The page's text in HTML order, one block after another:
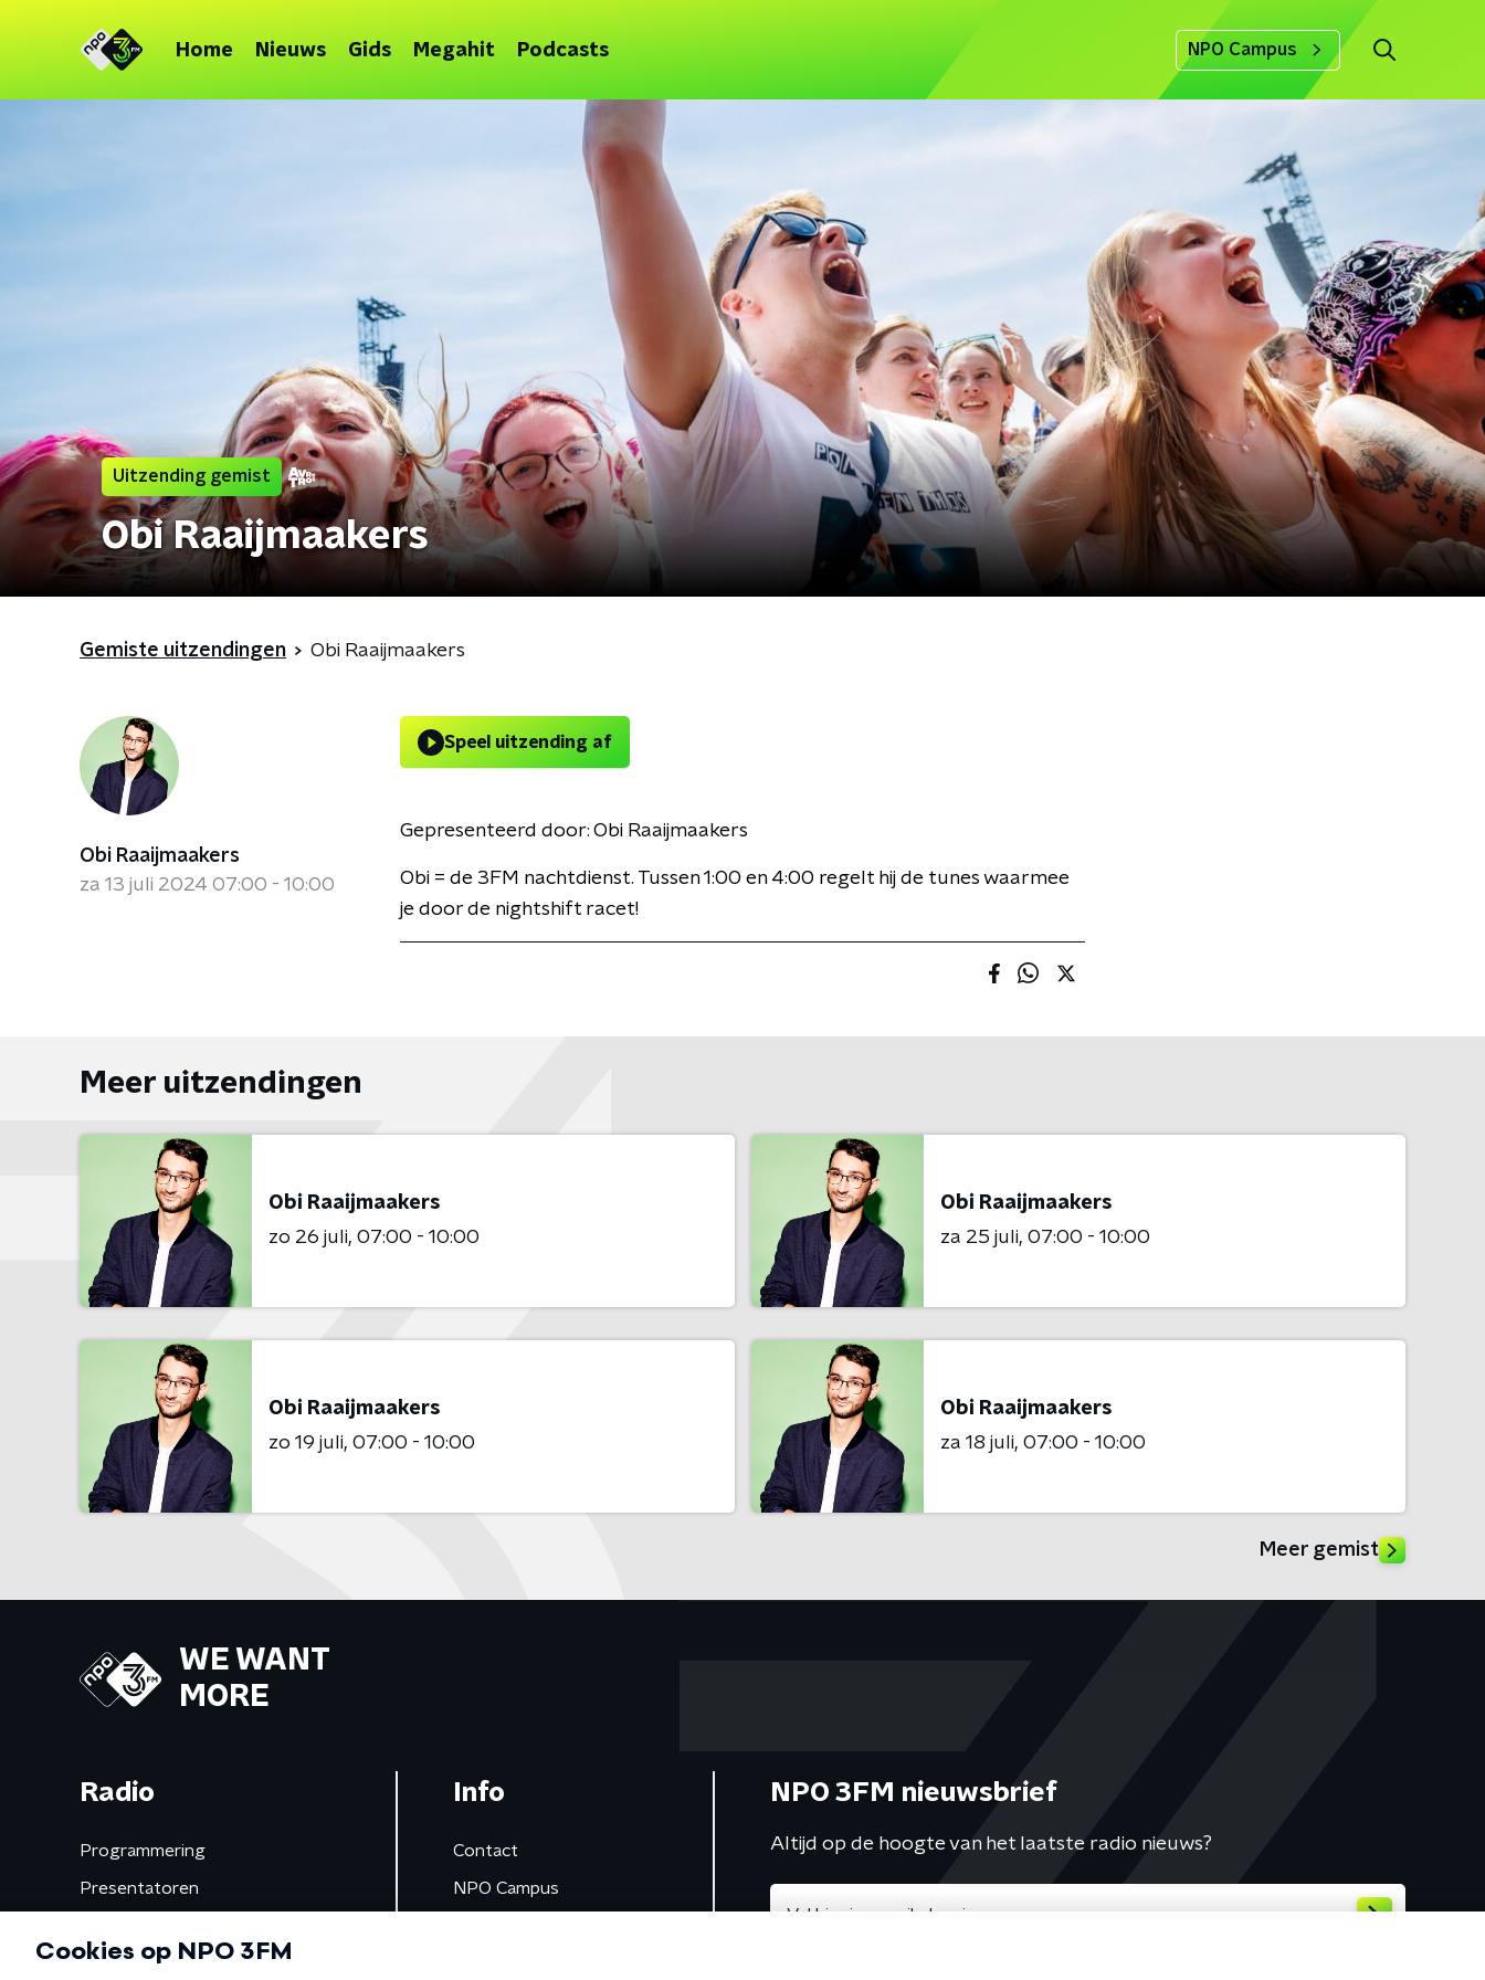
Home Nieuws Gids Megahit Podcasts NPO Campus
Uitzending gemist
Obi Raaijmaakers
Gemiste uitzendingen Obi Raaijmaakers
Obi Raaijmaakers
za 13 juli 2024 07:00 - 10:00
Speel uitzending af
Gepresenteerd door: Obi Raaijmaakers
Obi = de 3FM nachtdienst. Tussen 1:00 en 4:00 regelt hij de tunes waarmee
je door de nightshift racet!
Meer uitzendingen
Obi Raaijmaakers
zo 26 juli 07:00 - 10:00
Obi Raaijmaakers
za 25 juli 07:00 - 10:00
Obi Raaijmaakers
zo 19 juli 07:00 - 10:00
Obi Raaijmaakers
za 18 juli 07:00 - 10:00
Meer gemist
WE WANT
MORE
Radio
Programmering
Presentatoren
Gemist
Info
Contact
NPO Campus
NPO 3FM nieuwsbrief
Altijd op de hoogte van het laatste radio nieuws?